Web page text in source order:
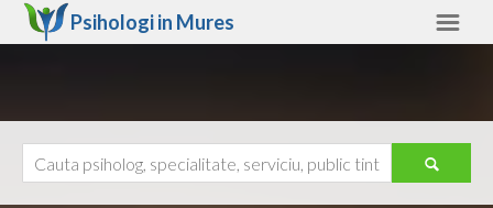
Psihologi in Mures
Ajutor